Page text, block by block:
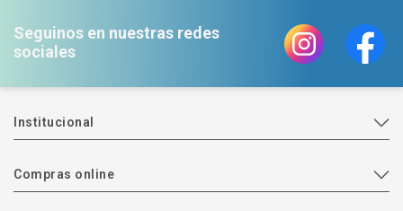
Seguinos en nuestras redes
sociales
Institucional
Compras online